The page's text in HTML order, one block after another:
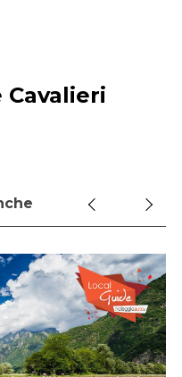
Cavalieri